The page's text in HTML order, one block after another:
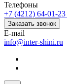
Телефоны
+7 (4212) 64-01-23
Заказать звонок
E-mail
info@inter-shini.ru